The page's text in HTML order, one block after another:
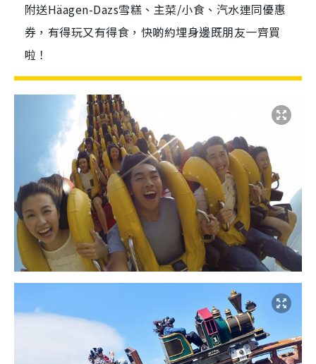
附送Häagen-Dazs雪糕、主菜/小食、汽水連同優惠
券，有得玩又有得食，快啲約埋身邊既朋友一齊買
啦！